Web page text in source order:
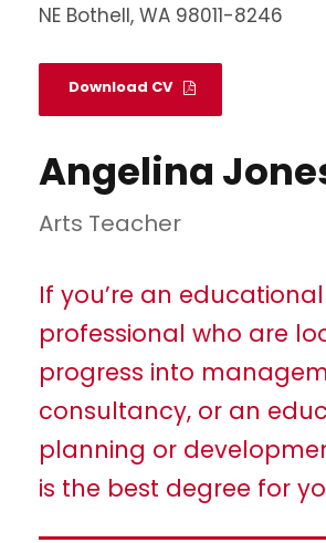
NE Bothell, WA 98011-8246
Download CV
Angelina
Arts Teacher
If you’re an educational
professional who are
progress into
consultancy, or an
planning or
is the best degree for